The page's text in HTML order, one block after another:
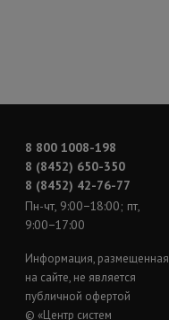
8 800 1008-198
8 (8452) 650-350
8 (8452) 42-76-77
Пн-чт, 9:00−18:00; пт,
9:00−17:00
Информация, размещенная
на сайте, не является
публичной офертой
© «Центр систем